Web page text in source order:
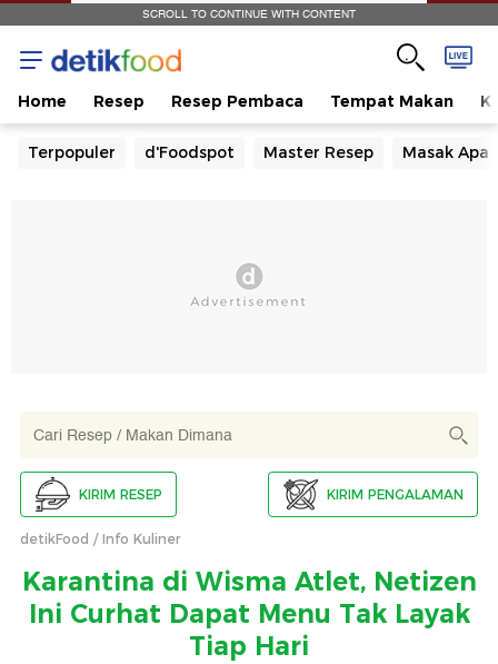
SCROLL TO CONTINUE WITH CONTENT
Home Resep Resep Pembaca Tempat Makan
Terpopuler d'Foodspot Master Resep Masak Apa
KIRIM RESEP KIRIM PENGALAMAN
detikFood Info Kuliner
Karantina di Wisma Atlet, Netizen
Ini Curhat Dapat Menu Tak Layak
Tiap Hari